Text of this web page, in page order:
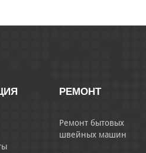
РЕМОНТ
Ремонт бытовых
швейных машин